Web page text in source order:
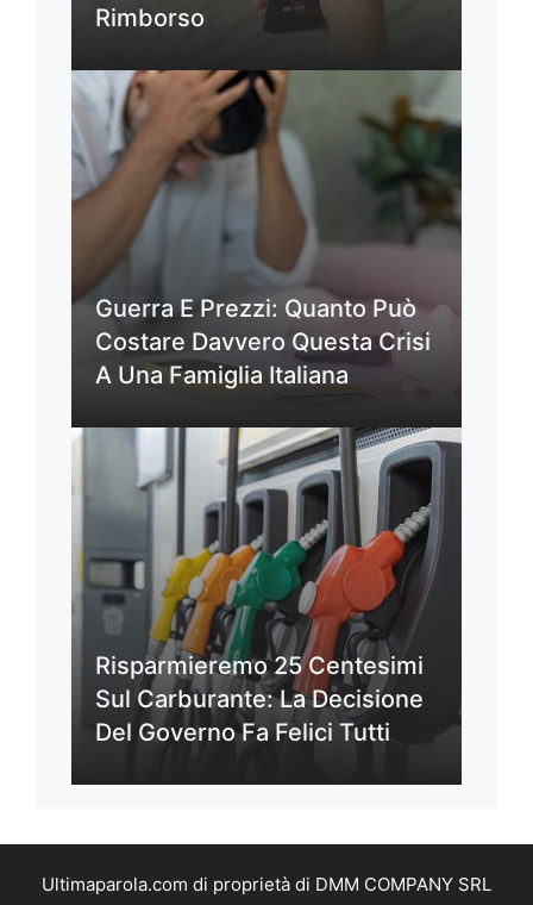
Rimborso
Guerra E Prezzi: Quanto Può
Costare Davvero Questa Crisi
A Una Famiglia Italiana
Risparmieremo 25 Centesimi
Sul Carburante: La Decisione
Del Governo Fa Felici Tutti
Ultimaparola.com di proprietà di DMM COMPANY SRL